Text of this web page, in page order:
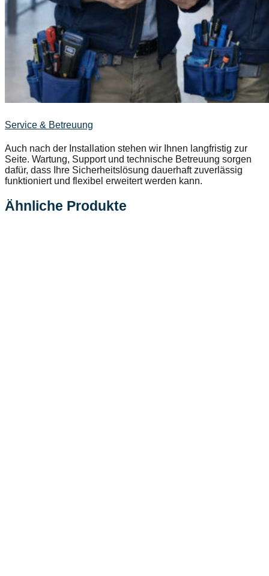
Service & Betreuung
Auch nach der Installation stehen wir Ihnen langfristig zur
Seite. Wartung, Support und technische Betreuung sorgen
dafür, dass Ihre Sicherheitslösung dauerhaft zuverlässig
funktioniert und flexibel erweitert werden kann.
Ähnliche Produkte